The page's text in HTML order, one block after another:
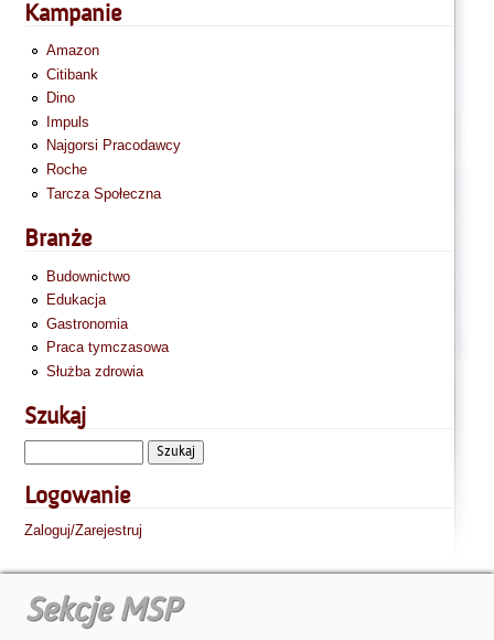
Kampanie
Amazon
Citibank
Dino
Impuls
Najgorsi Pracodawcy
Roche
Tarcza Społeczna
Branże
Budownictwo
Edukacja
Gastronomia
Praca tymczasowa
Służba zdrowia
Szukaj
Logowanie
Zaloguj/Zarejestruj
Sekcje MSP